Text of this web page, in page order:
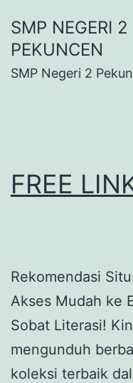
ke
konten
SMP NEGERI 2
PEKUNCEN
SMP Negeri 2
FREE
Rekomendasi
Akses Mudah ke
Sobat Literasi!
mengunduh
koleksi terbaik